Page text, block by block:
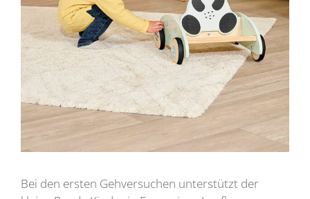
Bei den ersten Gehversuchen unterstützt der